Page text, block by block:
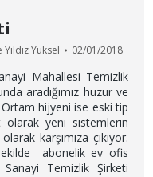
Yıldız Yuksel 02/01/2018
Mahallesi Temizlik
aradığımız huzur ve
hijyeni ise eski tip
olarak yeni sistemlerin
karşımıza çıkıyor.
abonelik ev ofis
Temizlik Şirketi